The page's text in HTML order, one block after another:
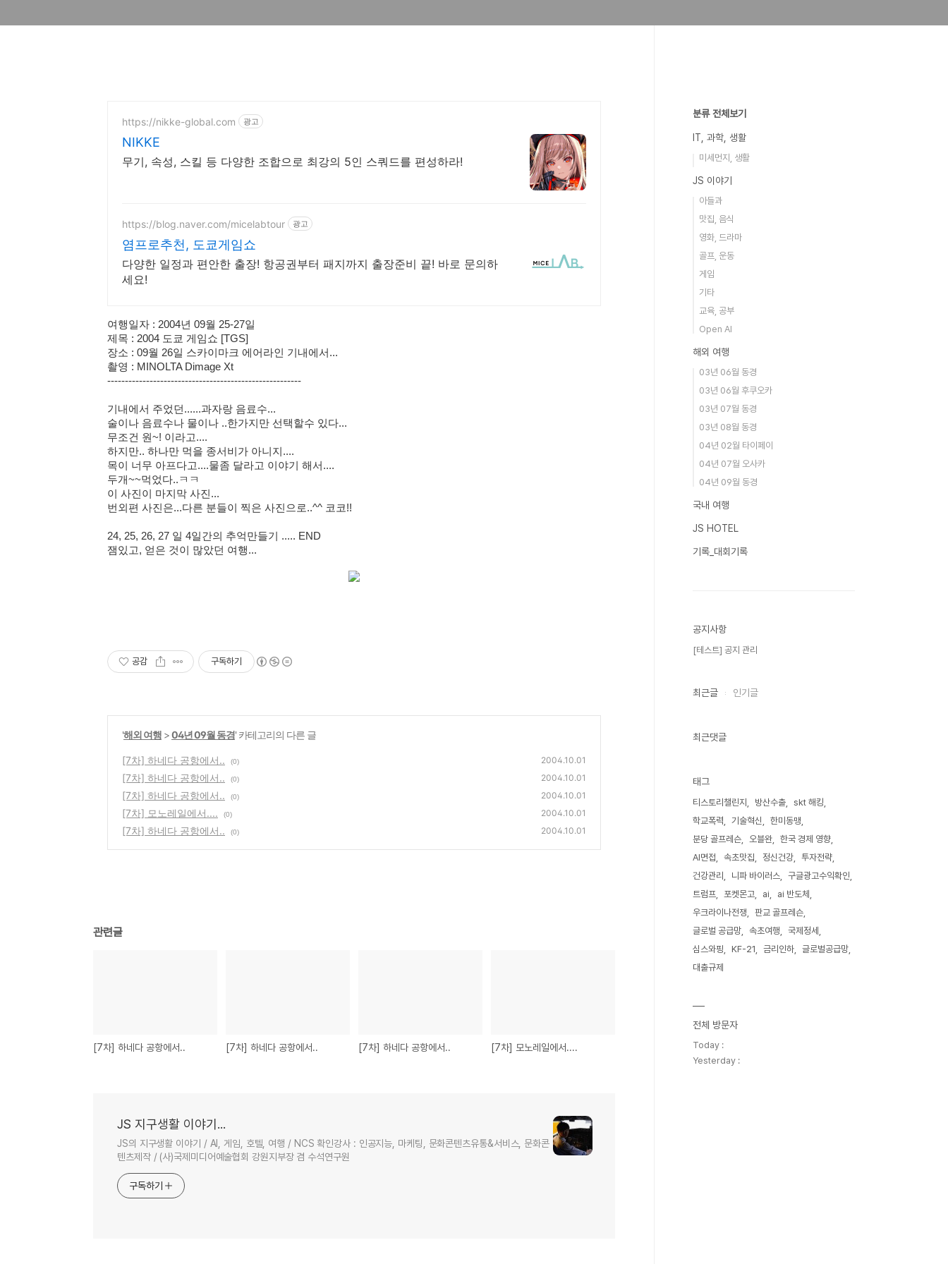
https://nikke-global.com 광고
NIKKE
무기, 속성, 스킬 등 다양한 조합으로 최강의 5인 스쿼드를 편성하라!
https://blog.naver.com/micelabtour 광고
염프로추천, 도쿄게임쇼
다양한 일정과 편안한 출장! 항공권부터 패지까지 출장준비 끝! 바로 문의하
세요!
여행일자 : 2004년 09월 25-27일
제목 : 2004 도쿄 게임쇼 [TGS]
장소 : 09월 26일 스카이마크 에어라인 기내에서...
촬영 : MINOLTA Dimage Xt
-------------------------------------------------------
기내에서 주었던......과자랑 음료수...
술이나 음료수나 물이나 ..한가지만 선택할수 있다...
무조건 원~! 이라고....
하지만.. 하나만 먹을 종서비가 아니지....
목이 너무 아프다고....물좀 달라고 이야기 해서....
두개~~먹었다..ㅋㅋ
이 사진이 마지막 사진...
번외편 사진은...다른 분들이 찍은 사진으로..^^ 코코!!
24, 25, 26, 27 일 4일간의 추억만들기 ..... END
잼있고, 얻은 것이 많았던 여행...
공감 구독하기
'해외 여행 >04년 09월 동경' 카테고리의 다른 글
[7차] 하네다 공항에서.. (0) 2004.10.01
[7차] 하네다 공항에서.. (0) 2004.10.01
[7차] 하네다 공항에서.. (0) 2004.10.01
[7차] 모노레일에서.... (0) 2004.10.01
[7차] 하네다 공항에서.. (0) 2004.10.01
관련글
[7차] 하네다 공항에서.. [7차] 하네다 공항에서.. [7차] 하네다 공항에서.. [7차] 모노레일에서....
JS 지구생활 이야기...
JS의 지구생활 이야기 / AI, 게임, 호텔, 여행 / NCS 확인강사 : 인공지능, 마케팅, 문화콘텐츠유통&서비스, 문화콘
텐츠제작 / (사)국제미디어예술협회 강원지부장 겸 수석연구원
구독하기
분류 전체보기
IT, 과학, 생활
미세먼지, 생활
JS 이야기
아들과
맛집, 음식
영화, 드라마
골프, 운동
게임
기타
교육, 공부
Open AI
해외 여행
03년 06월 동경
03년 06월 후쿠오카
03년 07월 동경
03년 08월 동경
04년 02월 타이페이
04년 07월 오사카
04년 09월 동경
국내 여행
JS HOTEL
기록_대회기록
공지사항
[테스트] 공지 관리
최근글 인기글
최근댓글
태그
티스토리챌린지 방산수출
skt 해킹
학교폭력
기술혁신
한미동맹
분당 골프레슨
오블완
한국 경제 영향
AI면접
속초맛집 정신건강
투자전략
건강관리
니파 바이러스
구글광고수익확인
트럼프
포켓몬고 ai
ai 반도체
우크라이나전쟁
판교 골프레슨
글로벌 공급망
속초여행
국제정세
심스와핑
KF-21 금리인하
글로벌공급망
대출규제
전체 방문자
Today :
Yesterday :